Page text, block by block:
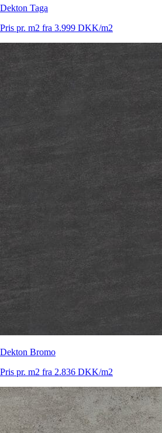
Dekton Taga
Pris pr. m2 fra 3.999 DKK/m2
Dekton Bromo
Pris pr. m2 fra 2.836 DKK/m2